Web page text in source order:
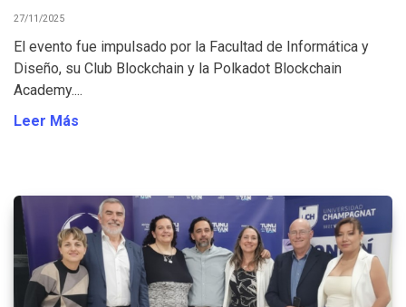
27/11/2025
El evento fue impulsado por la Facultad de Informática y
Diseño, su Club Blockchain y la Polkadot Blockchain
Academy....
Leer Más